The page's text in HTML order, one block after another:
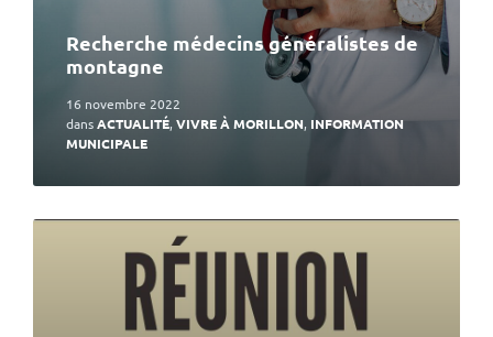
Recherche médecins généralistes de
montagne
16 novembre 2022
dansACTUALITÉ, VIVRE À MORILLON, INFORMATION
MUNICIPALE
En